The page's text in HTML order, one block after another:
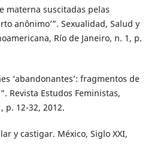
materna suscitadas pelas
anônimo’”. Sexualidad, Salud y
Río de Janeiro, n. 1, p.
‘abandonantes’: fragmentos de
Revista Estudos Feministas,
p. 12-32, 2012.
y castigar. México, Siglo XXI,